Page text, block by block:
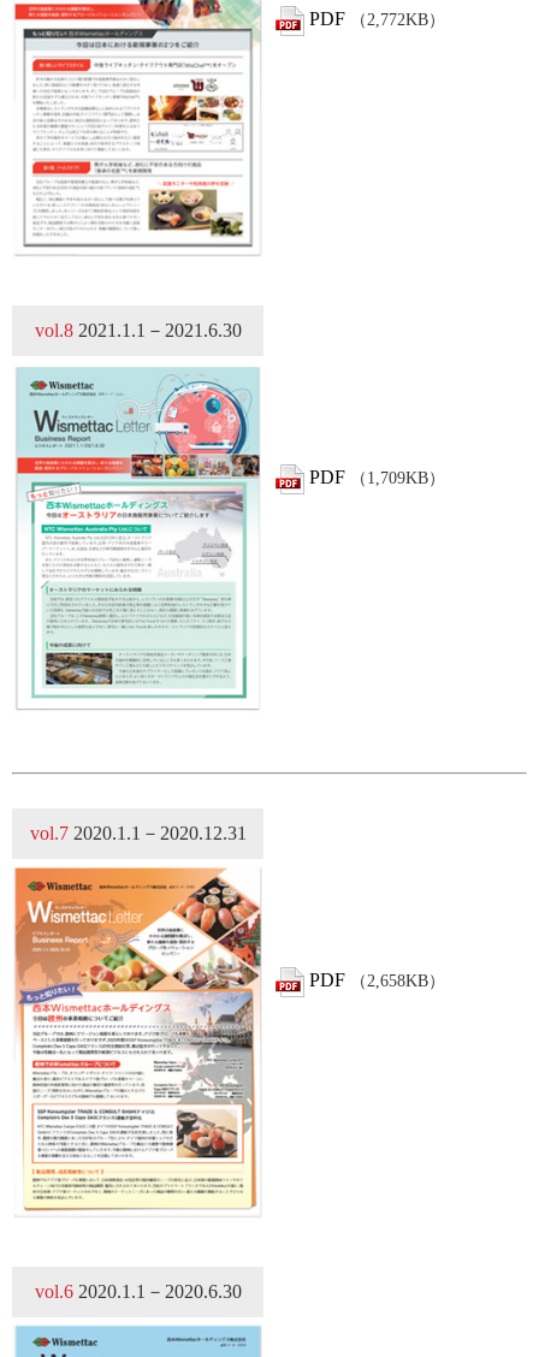
PDF （2,772KB）
vol.8 2021.1.1－2021.6.30
PDF （1,709KB）
vol.7 2020.1.1－2020.12.31
PDF （2,658KB）
vol.6 2020.1.1－2020.6.30